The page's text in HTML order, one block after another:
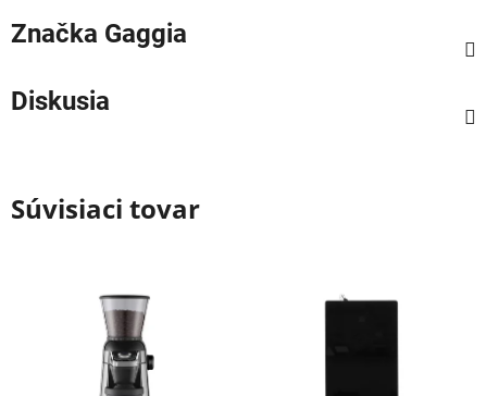
Značka Gaggia
Diskusia
Súvisiaci tovar